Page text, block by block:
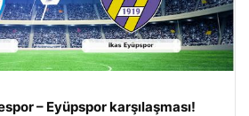
– Eyüpspor karşılaşması!